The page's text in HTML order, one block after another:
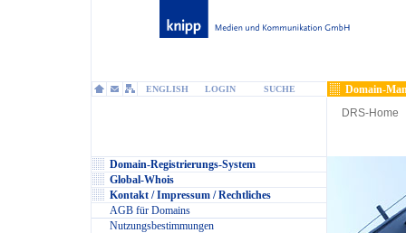
ENGLISH LOGIN SUCHE
Domain-
DRS-Home
Domain-Registrierungs-System
Global-Whois
Kontakt / Impressum / Rechtliches
AGB für Domains
Nutzungsbestimmungen